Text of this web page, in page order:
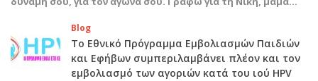
Blog
Το Εθνικό Πρόγραμμα Εμβολιασμών Παιδιών
και Εφήβων συμπεριλαμβάνει πλέον και τον
εμβολιασμό των αγοριών κατά του ιού HPV